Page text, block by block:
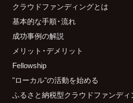
クラウドファンディングとは
基本的な手順・流れ
成功事例の解説
メリット・デメリット
Fellowship
"ローカル"の活動を始める
ふるさと納税型クラウドファンディ